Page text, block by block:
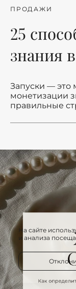
ПРОДАЖИ
25
знания
Запуски — это
монетизации
правильные
На сайте
и анализа